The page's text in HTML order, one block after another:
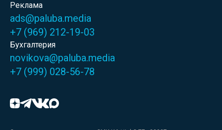
Реклама
ads@paluba.media
+7 (969) 212-19-03
Бухгалтерия
novikova@paluba.media
+7 (999) 028-56-78